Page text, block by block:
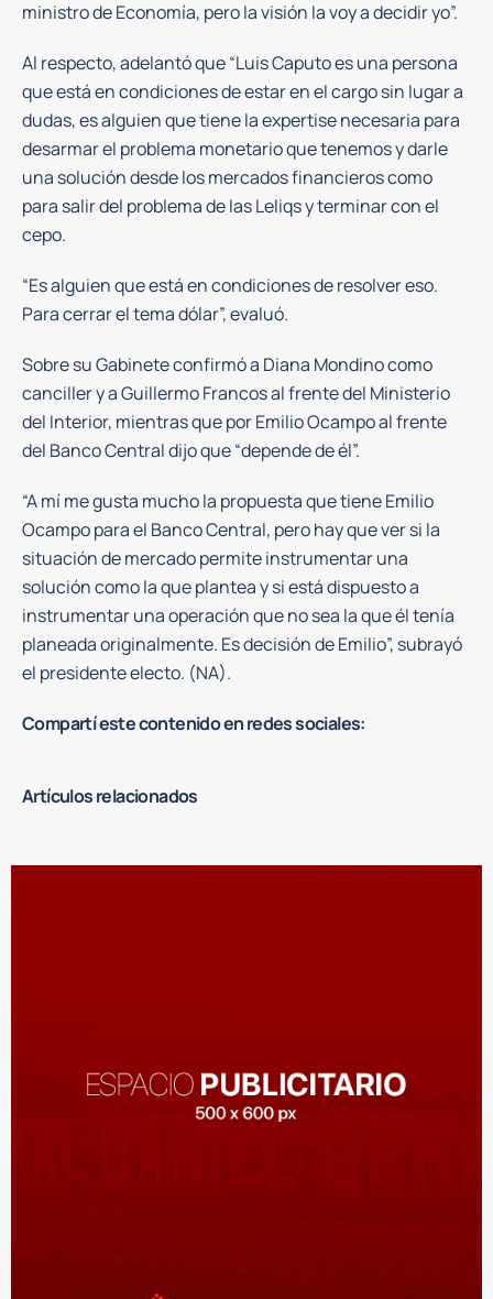
ministro de Economía, pero la visión la voy a decidir yo”.
Al respecto, adelantó que “Luis Caputo es una persona
que está en condiciones de estar en el cargo sin lugar a
dudas, es alguien que tiene la expertise necesaria para
desarmar el problema monetario que tenemos y darle
una solución desde los mercados financieros como
para salir del problema de las Leliqs y terminar con el
cepo.
“Es alguien que está en condiciones de resolver eso.
Para cerrar el tema dólar”, evaluó.
Sobre su Gabinete confirmó a Diana Mondino como
canciller y a Guillermo Francos al frente del Ministerio
del Interior, mientras que por Emilio Ocampo al frente
del Banco Central dijo que “depende de él”.
“A mí me gusta mucho la propuesta que tiene Emilio
Ocampo para el Banco Central, pero hay que ver si la
situación de mercado permite instrumentar una
solución como la que plantea y si está dispuesto a
instrumentar una operación que no sea la que él tenía
planeada originalmente. Es decisión de Emilio”, subrayó
el presidente electo. (NA).
Compartí este contenido en redes sociales:
Artículos relacionados